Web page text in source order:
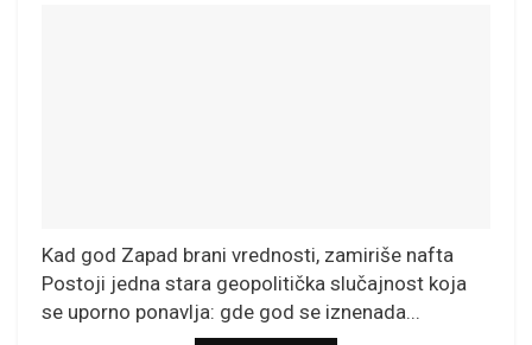
Kad god Zapad brani vrednosti, zamiriše nafta
Postoji jedna stara geopolitička slučajnost koja
se uporno ponavlja: gde god se iznenada...